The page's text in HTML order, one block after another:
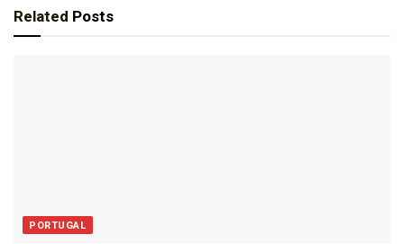
Related Posts
PORTUGAL